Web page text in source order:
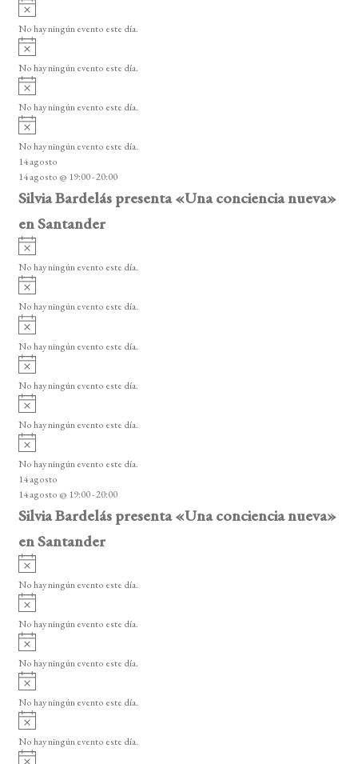
s
o
A
v
i
o
No hay ningún evento este día.
A
v
i
o
No hay ningún evento este día.
A
v
i
o
No hay ningún evento este día.
A
v
i
s
o
No hay ningún evento este día.
14 agosto
14 agosto @ 19:00-20:00
Silvia Bardelás presenta «Una conciencia nueva»
en Santander
A
v
i
o
No hay ningún evento este día.
A
v
i
o
No hay ningún evento este día.
A
v
i
o
No hay ningún evento este día.
A
v
i
o
No hay ningún evento este día.
A
v
i
o
No hay ningún evento este día.
A
v
i
s
o
No hay ningún evento este día.
14 agosto
14 agosto @ 19:00-20:00
Silvia Bardelás presenta «Una conciencia nueva»
en Santander
A
v
i
o
No hay ningún evento este día.
A
v
i
o
No hay ningún evento este día.
A
v
i
o
No hay ningún evento este día.
A
v
i
o
No hay ningún evento este día.
A
v
i
No hay ningún evento este día.
A